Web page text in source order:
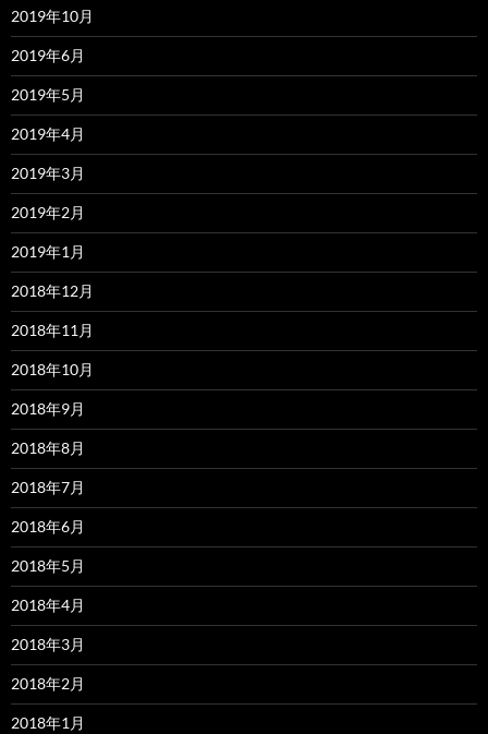
2019年10月
2019年6月
2019年5月
2019年4月
2019年3月
2019年2月
2019年1月
2018年12月
2018年11月
2018年10月
2018年9月
2018年8月
2018年7月
2018年6月
2018年5月
2018年4月
2018年3月
2018年2月
2018年1月